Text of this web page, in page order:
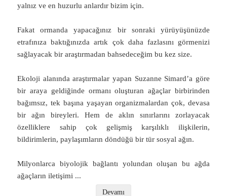
yalnız ve en huzurlu anlardır bizim için.
Fakat ormanda yapacağınız bir sonraki yürüyüşünüzde
etrafınıza baktığınızda artık çok daha fazlasını görmenizi
sağlayacak bir araştırmadan bahsedeceğim bu kez size.
Ekoloji alanında araştırmalar yapan Suzanne Simard’a göre
bir araya geldiğinde ormanı oluşturan ağaçlar birbirinden
bağımsız, tek başına yaşayan organizmalardan çok, devasa
bir ağın bireyleri. Hem de aklın sınırlarını zorlayacak
özelliklere sahip çok gelişmiş karşılıklı ilişkilerin,
bildirimlerin, paylaşımların döndüğü bir tür sosyal ağın.
Milyonlarca biyolojik bağlantı yolundan oluşan bu ağda
ağaçların iletişimi ...
Devamı